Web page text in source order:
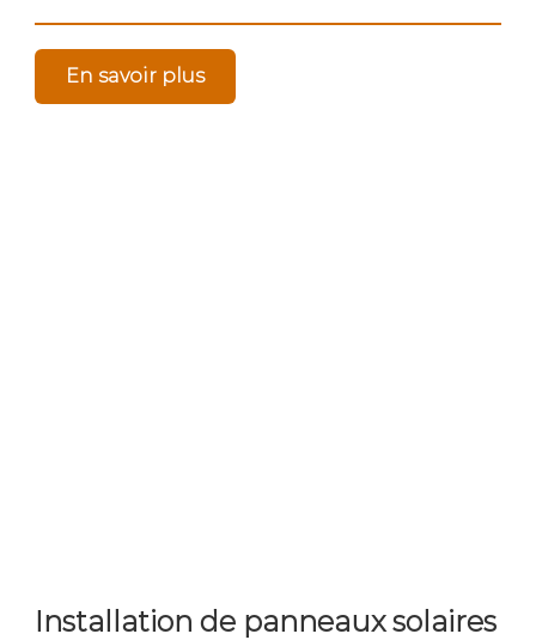
En savoir plus
Installation de panneaux solaires